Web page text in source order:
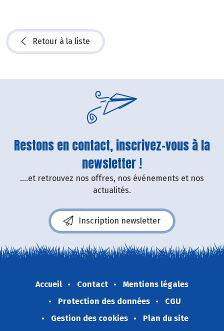
Retour à la liste
Restons en contact, inscrivez-vous à la
newsletter !
....et retrouvez nos offres, nos événements et nos
actualités.
Inscription newsletter
Accueil Contact
Mentions légales
Protection des données
CGU
Gestion des cookies
Plan du site